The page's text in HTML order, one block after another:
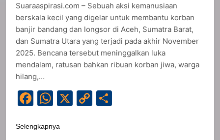
Suaraaspirasi.com – Sebuah aksi kemanusiaan
berskala kecil yang digelar untuk membantu korban
banjir bandang dan longsor di Aceh, Sumatra Barat,
dan Sumatra Utara yang terjadi pada akhir November
2025. Bencana tersebut meninggalkan luka
mendalam, ratusan bahkan ribuan korban jiwa, warga
hilang,…
Facebook
WhatsApp
X
Copy
Selengkapnya